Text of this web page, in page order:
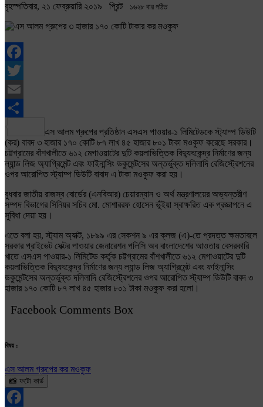
বৃহস্পতিবার, ২১ ফেব্রুয়ারি ২০১৯ প্রিন্ট ১৬২৮ বার পঠিত
Facebook
Twitter
Email
এস আলম গ্রুপের প্রতিষ্ঠান এসএস পাওয়ার-১ লিমিটেডকে স্ট্যাম্প ডিউটি
(কর) বাবদ ৩ হাজার ১৭০ কোটি ৮৭ লাখ ৪৫ হাজার ৮০১ টাকা মওকুফ করেছে সরকার।
চট্টগ্রামের বাঁশখালীতে ৬১২ মেগাওয়াটের দুটি কয়লাভিত্তিক বিদ্যুৎকেন্দ্র নির্মাণের জন্য
ল্যান্ড লিজ অ্যাগ্রিমেন্ট এবং ফাইনান্সিং ডকুমেন্টসের অন্তর্ভুক্ত দলিলাদি রেজিস্ট্রেশনের
ওপর আরোপিত স্ট্যাম্প ডিউটি বাবাদ এ টাকা মওকুফ করা হয়।
বুধবার জাতীয় রাজস্ব বোর্ডের (এনবিআর) চেয়ারম্যান ও অর্থ মন্ত্রণালয়ের অভ্যন্তরীণ
সম্পদ বিভাগের সিনিয়র সচিব মো. মোশাররফ হোসেন ভূঁইয়া স্বাক্ষরিত এক প্রজ্ঞাপনে এ
সুবিধা দেয়া হয়।
এতে বলা হয়, স্ট্যাম অ্যাক্ট, ১৮৯৯ এর সেকশন ৯ এর ক্লজ (এ)-তে প্রদত্ত ক্ষমতাবলে
সরকার প্রাইভেট সেক্টর পাওয়ার জেনারেশন পলিসি অব বাংলাদেশের আওতায় বেসরকারি
খাতে এসএস পাওয়ার-১ লিমিটেড কর্তৃক চট্টগ্রামের বাঁশখালীতে ৬১২ মেগাওয়াটের দুটি
কয়লাভিত্তিক বিদ্যুৎকেন্দ্র নির্মাণের জন্য ল্যান্ড লিজ অ্যাগ্রিমেন্ট এবং ফাইনান্সিং
ডকুমেন্টসের অন্তর্ভুক্ত দলিলাদি রেজিস্ট্রেশনের ওপর আরোপিত স্ট্যাম্প ডিউটি বাবদ ৩
হাজার ১৭০ কোটি ৮৭ লাখ ৪৫ হাজার ৮০১ টাকা মওকুফ করা হলো।
Facebook Comments Box
বিষয় :
এস আলম গ্রুপের কর মওকুফ
📸 ফটো কার্ড